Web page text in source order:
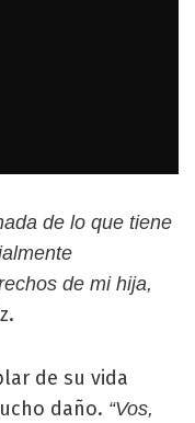
de lo que tiene
de mi hija,
de su vida
daño. “Vos,